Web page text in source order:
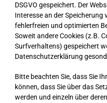
DSGVO gespeichert. Der
Interesse an der Speicherung
fehlerfreien und optimierten
Soweit andere Cookies (z.B.
Surfverhaltens) gespeichert
Datenschutzerklärung
Bitte beachten Sie, dass Sie
können, dass Sie über das
werden und einzeln über